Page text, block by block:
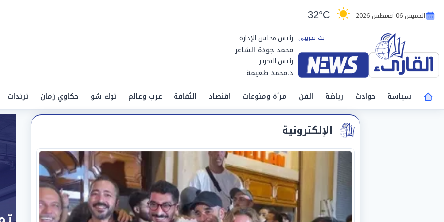
الخميس 06 أغسطس 2026 32°C
رئيس مجلس الإدارة
محمد جودة الشاعر
رئيس التحرير
د.محمد طعيمة
سياسة
حوادث رياضة الفن مرأة ومنوعات اقتصاد الثقافة عرب وعالم توك شو حكاوي زمان ترندات
الإلكترونية